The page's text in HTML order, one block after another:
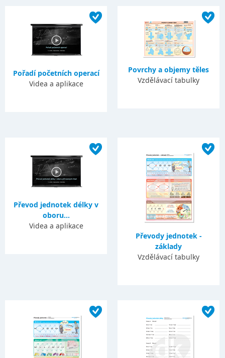
Pořadí početních operací
Videa a aplikace
Povrchy a objemy těles
Vzdělávací tabulky
Převod jednotek délky v
oboru...
Videa a aplikace
Převody jednotek -
základy
Vzdělávací tabulky